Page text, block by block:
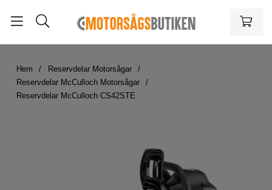
Hem
Reservdelar Motorsågar
Reservdelar McCulloch Motorsågar
Reservdelar McCulloch CS42STE